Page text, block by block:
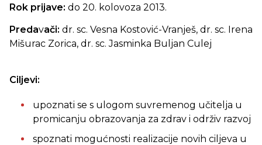
Rok prijave: do 20. kolovoza 2013.
Predavači: dr. sc. Vesna Kostović-Vranješ, dr. sc. Irena
Mišurac Zorica, dr. sc. Jasminka Buljan Culej
Ciljevi:
upoznati se s ulogom suvremenog učitelja u
promicanju obrazovanja za zdrav i održiv razvoj
spoznati mogućnosti realizacije novih ciljeva u